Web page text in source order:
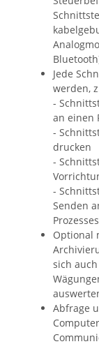
Jede
werden,
-
an einen
-
drucken
-
-
Senden
Prozesses
Optional
sich
Abfrage